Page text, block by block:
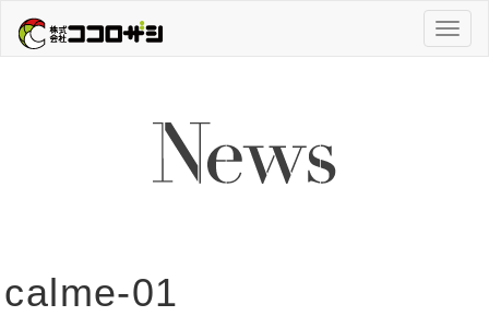
calme-01